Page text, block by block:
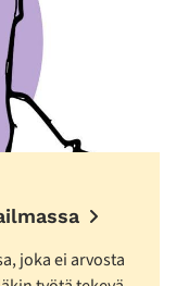
joka ei arvosta